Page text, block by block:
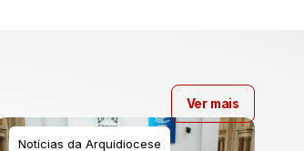
Notícias da Arquidiocese
Ver mais